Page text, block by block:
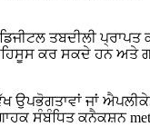
ਤਬਦੀਲੀ
ਕਰ ਸਕਦੇ ਹਨ ਅਤੇ
ਉਪਭੋਗਤਾਵਾਂ ਜਾਂ
ਸੰਬੰਧਿਤ ਕਨੈਕਸ਼ਨ